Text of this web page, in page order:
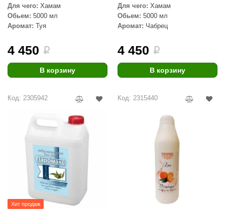
Design
Для чего: Хамам
Обьем: 5000 мл
Аромат: Туя
4 450 i
В корзину
Для чего: Хамам
Обьем: 5000 мл
Аромат: Чабрец
4 450 i
В корзину
Код: 2305942
Хит продаж
Код: 2315440